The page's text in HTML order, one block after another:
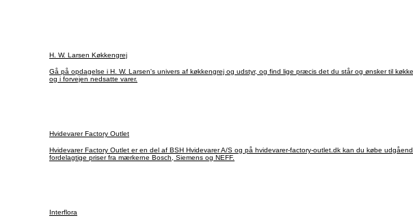
H. W. Larsen Køkkengrej
Gå på opdagelse i H. W. Larsen's univers af køkkengrej og udstyr, og find lige præcis det du står og ønsker til
og i forvejen nedsatte varer.
Hvidevarer Factory Outlet
Hvidevarer Factory Outlet er en del af BSH Hvidevarer A/S og på hvidevarer-factory-outlet.dk kan du købe
fordelagtige priser fra mærkerne Bosch, Siemens og NEFF.
Interflora